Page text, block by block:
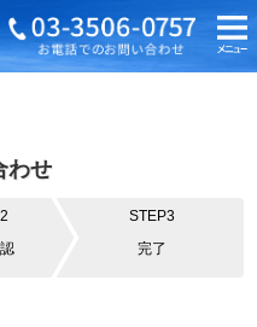
わせ
STEP3
完了